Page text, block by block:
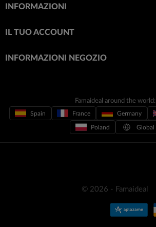
INFORMAZIONI
IL TUO ACCOUNT
INFORMAZIONI NEGOZIO
Famaideal around the world:
Spain France Germany
Poland Global
© 2026 - Famaideal